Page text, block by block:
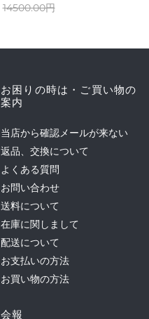
14500.00円
お困りの時は・ご買い物の
案内
当店から確認メールが来ない
返品、交換について
よくある質問
お問い合わせ
送料について
在庫に関しまして
配送について
お支払いの方法
お買い物の方法
会報